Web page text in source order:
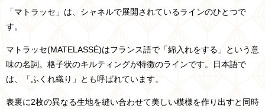
「マトラッセ」は、シャネルで展開されているラインのひとつで
す。
マトラッセ(MATELASSÉ)はフランス語で「綿入れをする」という意
味の名詞。格子状のキルティングが特徴のラインです。
日本語で
は、「ふくれ織り 」とも呼ばれています。
表裏に2枚の異なる生地を縫い合わせて美しい模様を作り出すと同時